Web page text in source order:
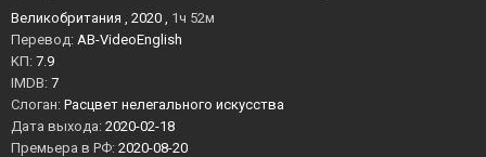
Великобритания , 2020 , 1ч 52м
Перевод: AB-VideoEnglish
KП: 7.9
IMDB: 7
Слоган: Расцвет нелегального искусства
Дата выхода: 2020-02-18
Премьера в РФ: 2020-08-20